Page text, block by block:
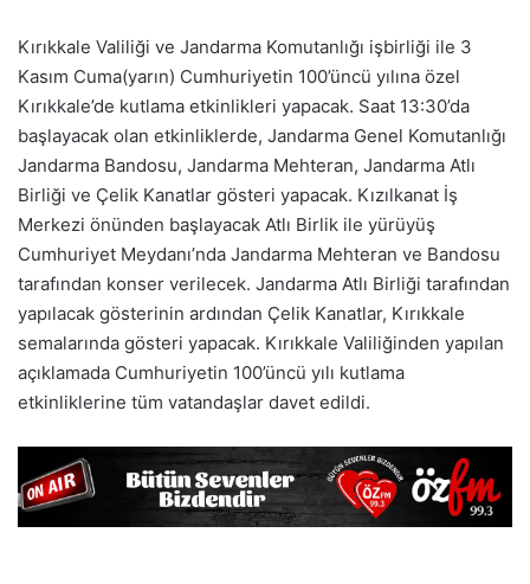
Kırıkkale Valiliği ve Jandarma Komutanlığı işbirliği ile 3
Kasım Cuma(yarın) Cumhuriyetin 100’üncü yılına özel
Kırıkkale’de kutlama etkinlikleri yapacak. Saat 13:30’da
başlayacak olan etkinliklerde, Jandarma Genel Komutanlığı
Jandarma Bandosu, Jandarma Mehteran, Jandarma Atlı
Birliği ve Çelik Kanatlar gösteri yapacak. Kızılkanat İş
Merkezi önünden başlayacak Atlı Birlik ile yürüyüş
Cumhuriyet Meydanı’nda Jandarma Mehteran ve Bandosu
tarafından konser verilecek. Jandarma Atlı Birliği tarafından
yapılacak gösterinin ardından Çelik Kanatlar, Kırıkkale
semalarında gösteri yapacak. Kırıkkale Valiliğinden yapılan
açıklamada Cumhuriyetin 100’üncü yılı kutlama
etkinliklerine tüm vatandaşlar davet edildi.